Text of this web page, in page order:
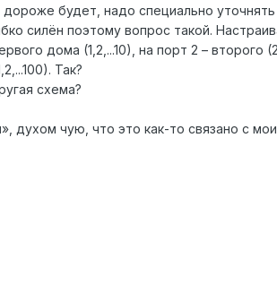
будет, надо специально
силён поэтому вопрос такой.
дома (1,2,...10), на порт 2 – второго
Так?
схема?
духом чую, что это как-то связано с